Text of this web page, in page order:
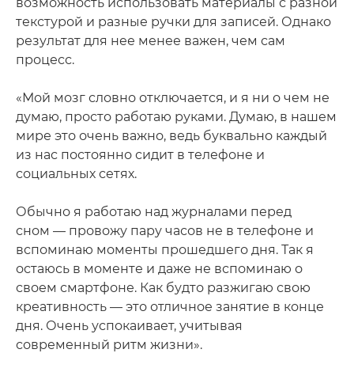
текстурой и разные ручки для записей. Однако
результат для нее менее важен, чем сам
процесс.
«Мой мозг словно отключается, и я ни о чем не
думаю, просто работаю руками. Думаю, в нашем
мире это очень важно, ведь буквально каждый
из нас постоянно сидит в телефоне и
социальных сетях.
Обычно я работаю над журналами перед
сном — провожу пару часов не в телефоне и
вспоминаю моменты прошедшего дня. Так я
остаюсь в моменте и даже не вспоминаю о
своем смартфоне. Как будто разжигаю свою
креативность — это отличное занятие в конце
дня. Очень успокаивает, учитывая
современный ритм жизни».